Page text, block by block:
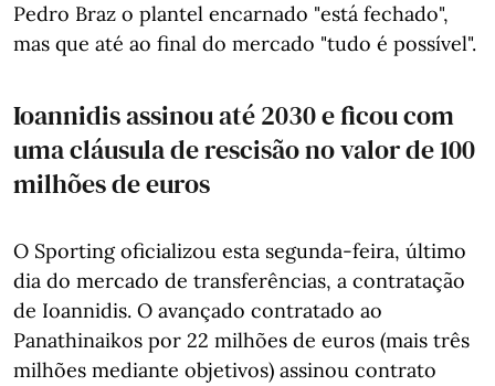
Pedro Braz o plantel encarnado "está fechado",
mas que até ao final do mercado "tudo é possível".
Ioannidis assinou até 2030 e ficou com
uma cláusula de rescisão no valor de 100
milhões de euros
O Sporting oficializou esta segunda-feira, último
dia do mercado de transferências, a contratação
de Ioannidis. O avançado contratado ao
Panathinaikos por 22 milhões de euros (mais três
milhões mediante objetivos) assinou contrato